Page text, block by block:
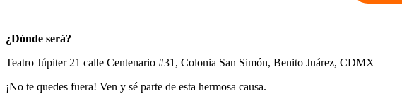
¿Dónde será?
Teatro Júpiter 21 calle Centenario #31, Colonia San Simón, Benito Juárez, CDMX
¡No te quedes fuera! Ven y sé parte de esta hermosa causa.